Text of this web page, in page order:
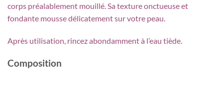
corps préalablement mouillé. Sa texture onctueuse et
fondante mousse délicatement sur votre peau.
Après utilisation, rincez abondamment à l’eau tiède.
Composition